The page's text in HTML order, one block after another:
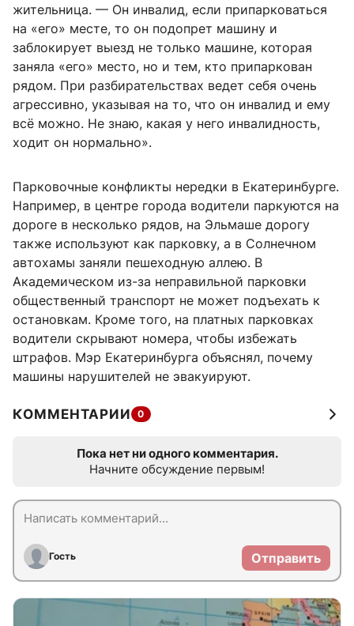
жительница. — Он инвалид, если припарковаться
на «его» месте, то он подопрет машину и
заблокирует выезд не только машине, которая
заняла «его» место, но и тем, кто припаркован
рядом. При разбирательствах ведет себя очень
агрессивно, указывая на то, что он инвалид и ему
всё можно. Не знаю, какая у него инвалидность,
ходит он нормально».
Парковочные конфликты нередки в Екатеринбурге.
Например, в центре города водители паркуются на
дороге в несколько рядов, на Эльмаше дорогу
также используют как парковку, а в Солнечном
автохамы заняли пешеходную аллею. В
Академическом из-за неправильной парковки
общественный транспорт не может подъехать к
остановкам. Кроме того, на платных парковках
водители скрывают номера, чтобы избежать
штрафов. Мэр Екатеринбурга объяснял, почему
машины нарушителей не эвакуируют.
КОММЕНТАРИИ 0
Пока нет ни одного комментария.
Начните обсуждение первым!
Гость Отправить